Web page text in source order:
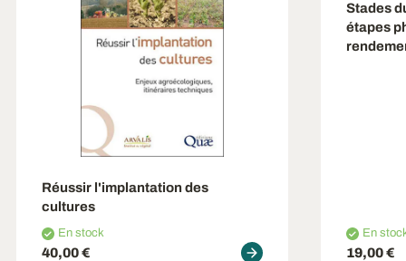
Réussir l'implantation des
cultures
En stock
40,00 €
Stades
étapes
En
19,00 €